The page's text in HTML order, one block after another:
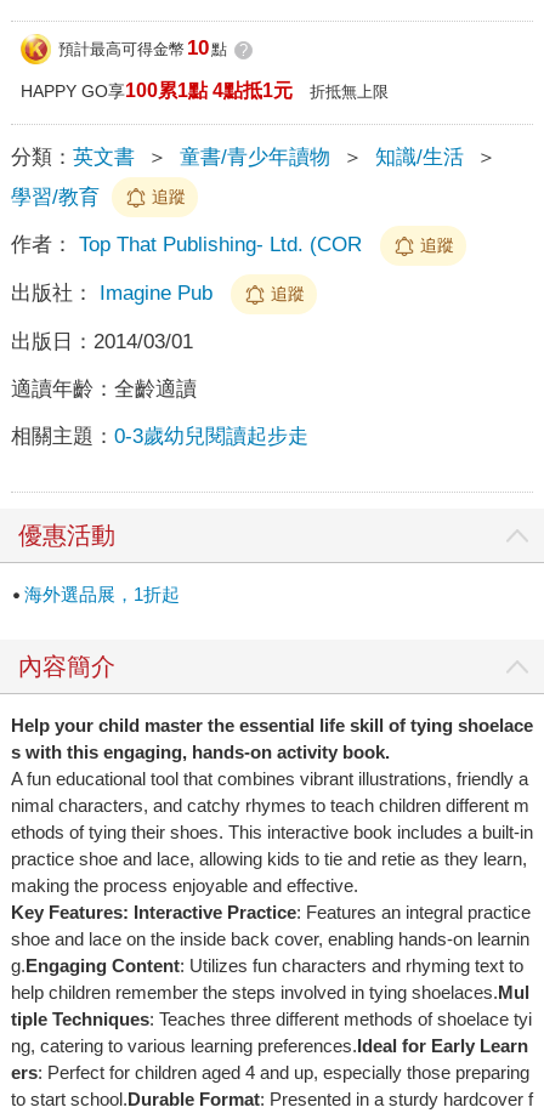
預計最高可得金幣 10點 ?
HAPPY GO享100累1點 4點抵1元 折抵無上限
分類： 英文書 ＞ 童書/青少年讀物 ＞ 知識/生活
＞
學習/教育
追蹤
作者： Top That Publishing- Ltd. (COR 追蹤
出版社： Imagine Pub 追蹤
出版日： 2014/03/01
適讀年齡： 全齡適讀
相關主題： 0-3歲幼兒閱讀起步走
優惠活動
海外選品展，1折起
內容簡介
Help your child master the essential life skill of tying shoelace
s with this engaging, hands-on activity book.
A fun educational tool that combines vibrant illustrations, friendly a
nimal characters, and catchy rhymes to teach children different m
ethods of tying their shoes. This interactive book includes a built-in
practice shoe and lace, allowing kids to tie and retie as they learn,
making the process enjoyable and effective.
Key Features: Interactive Practice: Features an integral practice
shoe and lace on the inside back cover, enabling hands-on learnin
g.Engaging Content: Utilizes fun characters and rhyming text to
help children remember the steps involved in tying shoelaces.Mul
tiple Techniques: Teaches three different methods of shoelace tyi
ng, catering to various learning preferences.Ideal for Early Learn
ers: Perfect for children aged 4 and up, especially those preparing
to start school.Durable Format: Presented in a sturdy hardcover f